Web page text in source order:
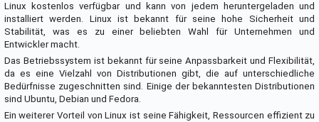
Linux kostenlos verfügbar und kann von jedem heruntergeladen und
installiert werden. Linux ist bekannt für seine hohe Sicherheit und
Stabilität, was es zu einer beliebten Wahl für Unternehmen und
Entwickler macht.
Das Betriebssystem ist bekannt für seine Anpassbarkeit und Flexibilität,
da es eine Vielzahl von Distributionen gibt, die auf unterschiedliche
Bedürfnisse zugeschnitten sind. Einige der bekanntesten Distributionen
sind Ubuntu, Debian und Fedora.
Ein weiterer Vorteil von Linux ist seine Fähigkeit, Ressourcen effizient zu